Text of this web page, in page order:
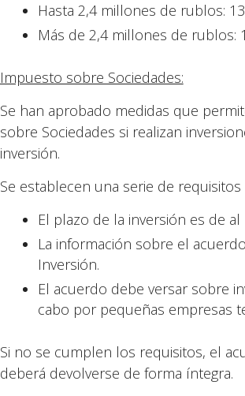
Hasta 2,4 millones de rublos:
Más de 2,4 millones de rublos:
Impuesto sobre Sociedades:
Se han aprobado medidas que
sobre Sociedades si realizan
inversión.
Se establecen una serie de
El plazo de la inversión es de
La información sobre el
Inversión.
El acuerdo debe versar sobre
cabo por pequeñas empresas
Si no se cumplen los requisitos, el
deberá devolverse de forma íntegra.